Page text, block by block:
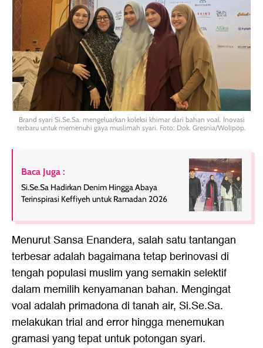
Brand syari Si.Se.Sa. mengeluarkan koleksi khimar dari bahan voal. Inovasi
terbaru untuk memenuhi gaya muslimah syari. Foto: Dok. Gresnia/Wolipop.
Baca Juga :
Si.Se.Sa Hadirkan Denim Hingga Abaya
Terinspirasi Keffiyeh untuk Ramadan 2026
Menurut Sansa Enandera, salah satu tantangan
terbesar adalah bagaimana tetap berinovasi di
tengah populasi muslim yang semakin selektif
dalam memilih kenyamanan bahan. Mengingat
voal adalah primadona di tanah air, Si.Se.Sa.
melakukan trial and error hingga menemukan
gramasi yang tepat untuk potongan syari.